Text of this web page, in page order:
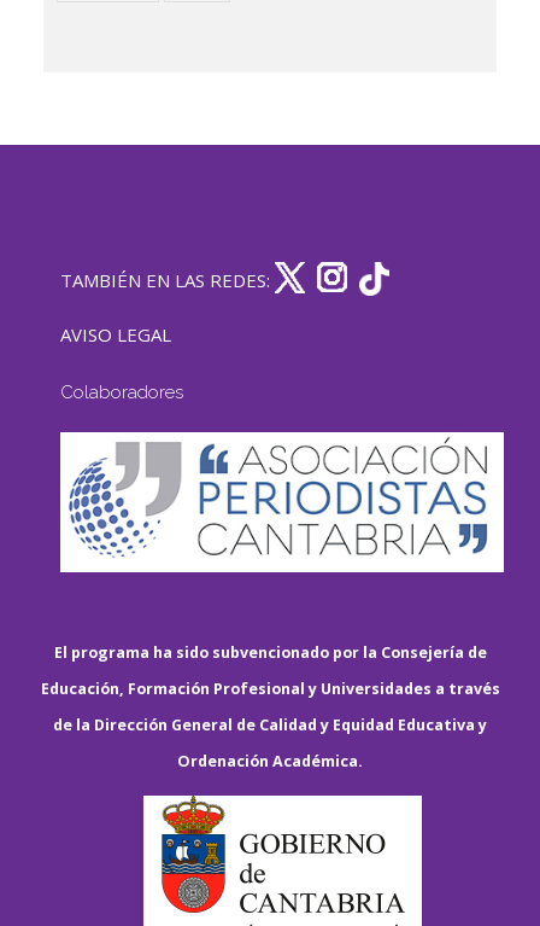
TAMBIÉN EN LAS REDES:
AVISO LEGAL
Colaboradores
El programa ha sido subvencionado por la Consejería de
Educación, Formación Profesional y Universidades a través
de la Dirección General de Calidad y Equidad Educativa y
Ordenación Académica.